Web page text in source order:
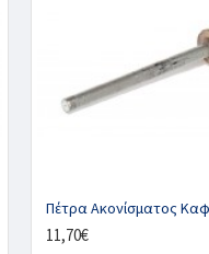
Πέτρα Ακονίσματος
11,70€